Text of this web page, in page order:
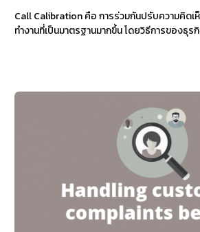
Call Calibration คือ การร่วมกันปรับความคิดเ
ทำงานที่เป็นมาตรฐานมากขึ้น โดยวิธีการของธุ